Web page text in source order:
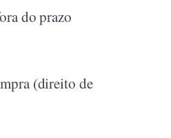
do prazo
(direito de